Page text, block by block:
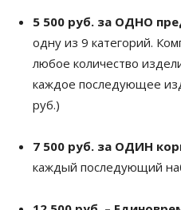
5 500 руб. за ОДНО
одну из 9 категорий.
любое количество
каждое последующее
руб.)
7 500 руб. за ОДИН
каждый последующий